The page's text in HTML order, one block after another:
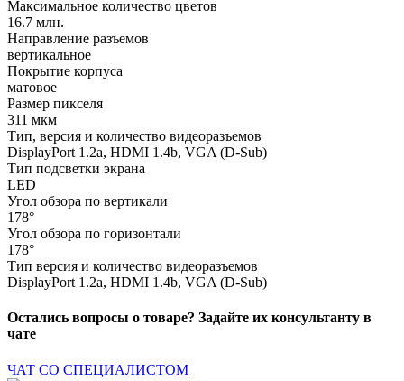
Максимальное количество цветов
16.7 млн.
Направление разъемов
вертикальное
Покрытие корпуса
матовое
Размер пикселя
311 мкм
Тип, версия и количество видеоразъемов
DisplayPort 1.2a, HDMI 1.4b, VGA (D-Sub)
Тип подсветки экрана
LED
Угол обзора по вертикали
178°
Угол обзора по горизонтали
178°
Тип версия и количество видеоразъемов
DisplayPort 1.2a, HDMI 1.4b, VGA (D-Sub)
Остались вопросы о товаре? Задайте их консультанту в
чате
ЧАТ СО СПЕЦИАЛИСТОМ